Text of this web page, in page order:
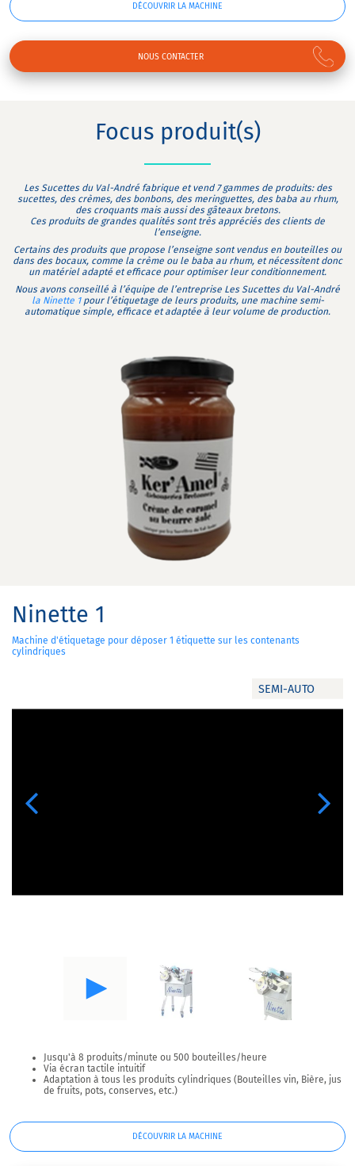
DÉCOUVRIR LA MACHINE
NOUS CONTACTER
Focus produit(s)
Les Sucettes du Val-André fabrique et vend 7 gammes de produits: des
sucettes, des crèmes, des bonbons, des meringuettes, des baba au rhum,
des croquants mais aussi des gâteaux bretons.
Ces produits de grandes qualités sont très appréciés des clients de
l’enseigne.
Certains des produits que propose l’enseigne sont vendus en bouteilles ou
dans des bocaux, comme la crème ou le baba au rhum, et nécessitent donc
un matériel adapté et efficace pour optimiser leur conditionnement.
Nous avons conseillé à l’équipe de l’entreprise Les Sucettes du Val-André
la Ninette 1pour l’étiquetage de leurs produits, une machine semi-
automatique simple, efficace et adaptée à leur volume de production.
SEMI-AUTO
Previous Next
Ninette 1
Machine d'étiquetage pour déposer 1 étiquette sur les contenants
cylindriques
Jusqu'à 8 produits/minute ou 500 bouteilles/heure
Via écran tactile intuitif
Adaptation à tous les produits cylindriques (Bouteilles vin, Bière, jus
de fruits, pots, conserves, etc.)
DÉCOUVRIR LA MACHINE